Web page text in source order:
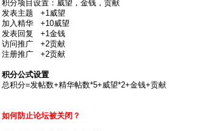
积分项目设置：威望，金钱，贡献
发表主题 +1威望
加入精华 +10威望
发表回复 +1金钱
访问推广 +2贡献
注册推广 +2贡献
积分公式设置
总积分=发帖数+精华帖数*5+威望*2+金钱+贡献
如何防止论坛被关闭？